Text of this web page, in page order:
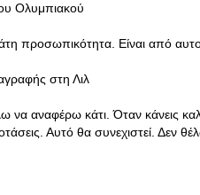
Ολυμπιακού
προσωπικότητα. Είναι από
στη Λιλ
να αναφέρω κάτι. Όταν κάνεις
Αυτό θα συνεχιστεί.